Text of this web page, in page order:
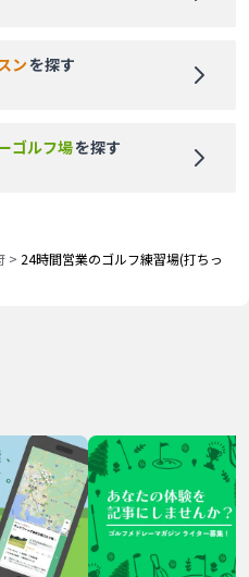
ンを探す
ゴルフ場を探す
> 24時間営業のゴルフ練習場(打ちっ